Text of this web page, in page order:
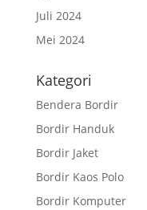
Juli 2024
Mei 2024
Kategori
Bendera Bordir
Bordir Handuk
Bordir Jaket
Bordir Kaos Polo
Bordir Komputer